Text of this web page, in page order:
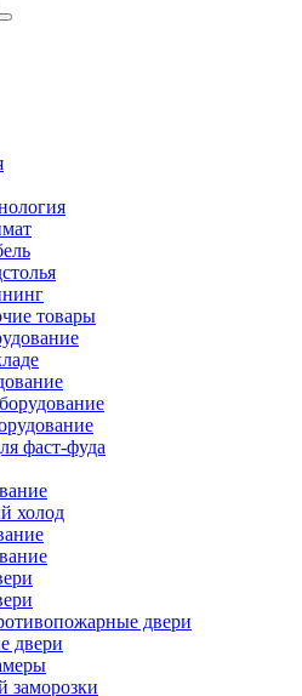
товары
фаст-фуда
холод
двери
двери
заморозки